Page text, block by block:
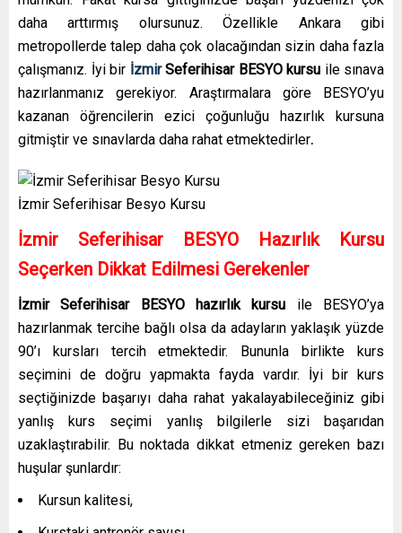
daha arttırmış olursunuz. Özellikle Ankara gibi
metropollerde talep daha çok olacağından sizin daha fazla
çalışmanız. İyi bir İzmir Seferihisar BESYO kursu ile sınava
hazırlanmanız gerekiyor. Araştırmalara göre BESYO’yu
kazanan öğrencilerin ezici çoğunluğu hazırlık kursuna
gitmiştir ve sınavlarda daha rahat etmektedirler.
İzmir Seferihisar Besyo Kursu
İzmir Seferihisar BESYO Hazırlık Kursu
Seçerken Dikkat Edilmesi Gerekenler
İzmir Seferihisar BESYO hazırlık kursu ile BESYO’ya
hazırlanmak tercihe bağlı olsa da adayların yaklaşık yüzde
90’ı kursları tercih etmektedir. Bununla birlikte kurs
seçimini de doğru yapmakta fayda vardır. İyi bir kurs
seçtiğinizde başarıyı daha rahat yakalayabileceğiniz gibi
yanlış kurs seçimi yanlış bilgilerle sizi başarıdan
uzaklaştırabilir. Bu noktada dikkat etmeniz gereken bazı
huşular şunlardır:
Kursun kalitesi,